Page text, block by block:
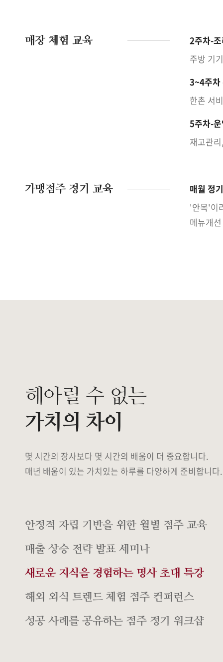
매장 체험 교육
2주차-
주방 기
3~4주차
한촌 서
5주차-
재고관
가맹점주 정기 교육
매월 정
'안목'이
메뉴개
헤아릴 수 없는
가치의 차이
몇 시간의 장사보다 몇 시간의 배움이 더 중요합니다.
매년 배움이 있는 가치있는 하루를 다양하게 준비합니다.
안정적 자립 기반을 위한 월별 점주 교육
매출 상승 전략 발표 세미나
새로운 지식을 경험하는 명사 초대 특강
해외 외식 트렌드 체험 점주 컨퍼런스
성공 사례를 공유하는 점주 정기 워크샵